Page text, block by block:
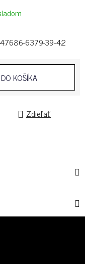
6379-39-42
DO KOŠÍKA
Zdieľať